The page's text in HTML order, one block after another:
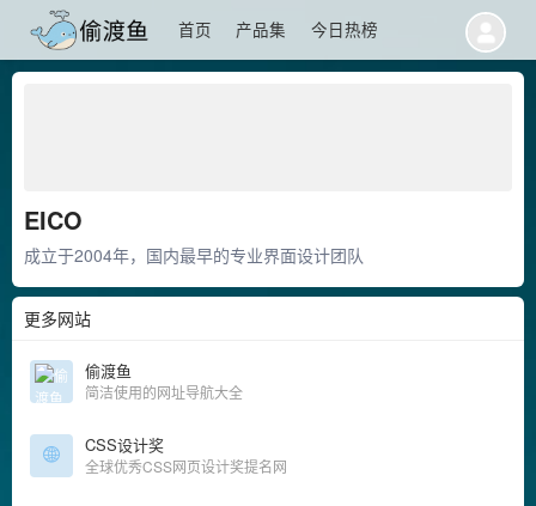
首页 产品集 今日热榜
EICO
成立于2004年，国内最早的专业界面设计团队
更多网站
偷渡鱼
简洁使用的网址导航大全
CSS设计奖
全球优秀CSS网页设计奖提名网